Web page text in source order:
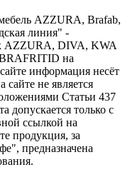
AZZURA, Brafab,
линия" -
AZZURA, DIVA, KWA
на
информация несёт
не является
Статьи 437
допускается только с
ссылкой на
продукция, за
предназначена